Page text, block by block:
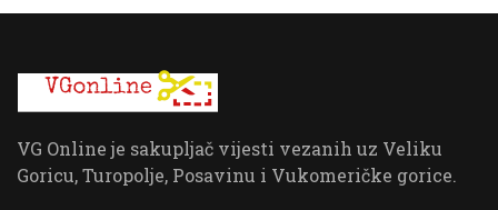
VG Online je sakupljač vijesti vezanih uz Veliku
Goricu, Turopolje, Posavinu i Vukomeričke gorice.